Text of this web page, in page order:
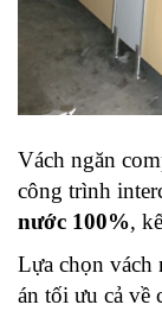
Vách ngăn
công trình
nước 100%,
Lựa chọn vách
án tối ưu cả về